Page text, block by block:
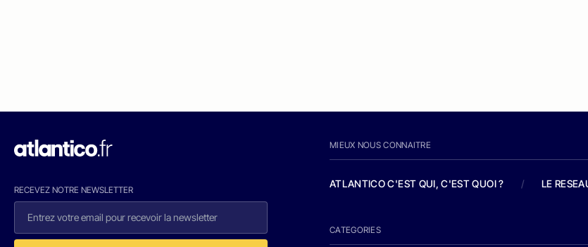
RECEVEZ NOTRE NEWSLETTER
MIEUX NOUS CONNAITRE
ATLANTICO C'EST QUI, C'EST QUOI ? / LE
CATEGORIES